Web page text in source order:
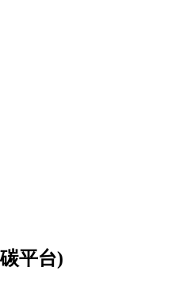
平台)